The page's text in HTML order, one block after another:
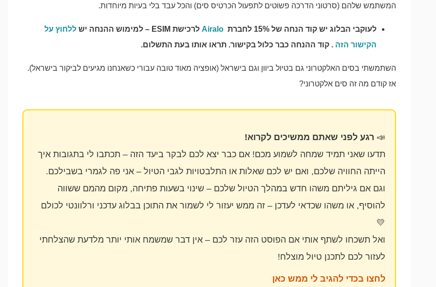
המשתמש שלהם (סרטוני הדרכה פשוטים לתפעול הכרטיס סים) והכל עבד בלי בעיות מיוחדות.
לעוקבי הבלוג יש קוד הנחה של 15% לחברת Airalo לרכישת ESIM – למימוש ההנחה יש
ללחוץ על
הקישור הזה . קוד ההנחה כבר כלול בקישור. תראו אותו בעת התשלום.
השתמשתי בסים האלקטרוני גם בטיול ביוון וגם בישראל (אופציה מאוד טובה עבורי כשאנחנו מגיעים לביקור בישראל).
אז קודם מה זה סים אלקטרוני?
📣 רגע לפני שאתם ממשיכים לקרוא!
תדעו שאני תמיד שמחה לשמוע מכם! אם כבר יצא לכם לבקר ביעד הזה – תכתבו לי בתגובות איך
הייתה החוויה שלכם, ואם יש לכם שאלות או התלבטויות לגבי הטיול – אני פה לגמרי בשבילכם.
וגם אם גיליתם משהו חדש במהלך הטיול שלכם – שינוי בשעות פתיחה, מקום מהמם ששווה
להוסיף, או משהו שכדאי לעדכן – זה ממש יעזור לי לשמור את התוכן בבלוג עדכני ורלוונטי לכולם
💛
ואל תשכחו לשתף אותי אם הפוסט הזה עזר לכם – אין דבר שמשמח אותי יותר מלדעת שהצלחתי
לעזור לכם לתכנן טיול מוצלח!
לחצו בכדי להגיב לי ממש כאן